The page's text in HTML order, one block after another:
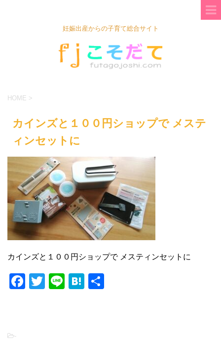
妊娠出産からの子育て総合サイト
HOME >
カインズと１００円ショップで メステ
ィンセットに
カインズと１００円ショップで メスティンセットに
F
T
Li
H
-